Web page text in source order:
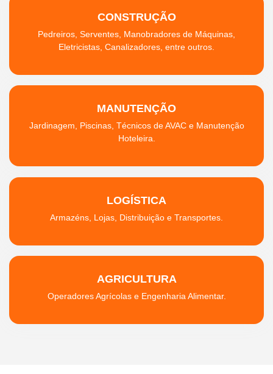
CONSTRUÇÃO
Pedreiros, Serventes, Manobradores de Máquinas,
Eletricistas, Canalizadores, entre outros.
MANUTENÇÃO
Jardinagem, Piscinas, Técnicos de AVAC e Manutenção
Hoteleira.
LOGÍSTICA
Armazéns, Lojas, Distribuição e Transportes.
AGRICULTURA
Operadores Agrícolas e Engenharia Alimentar.